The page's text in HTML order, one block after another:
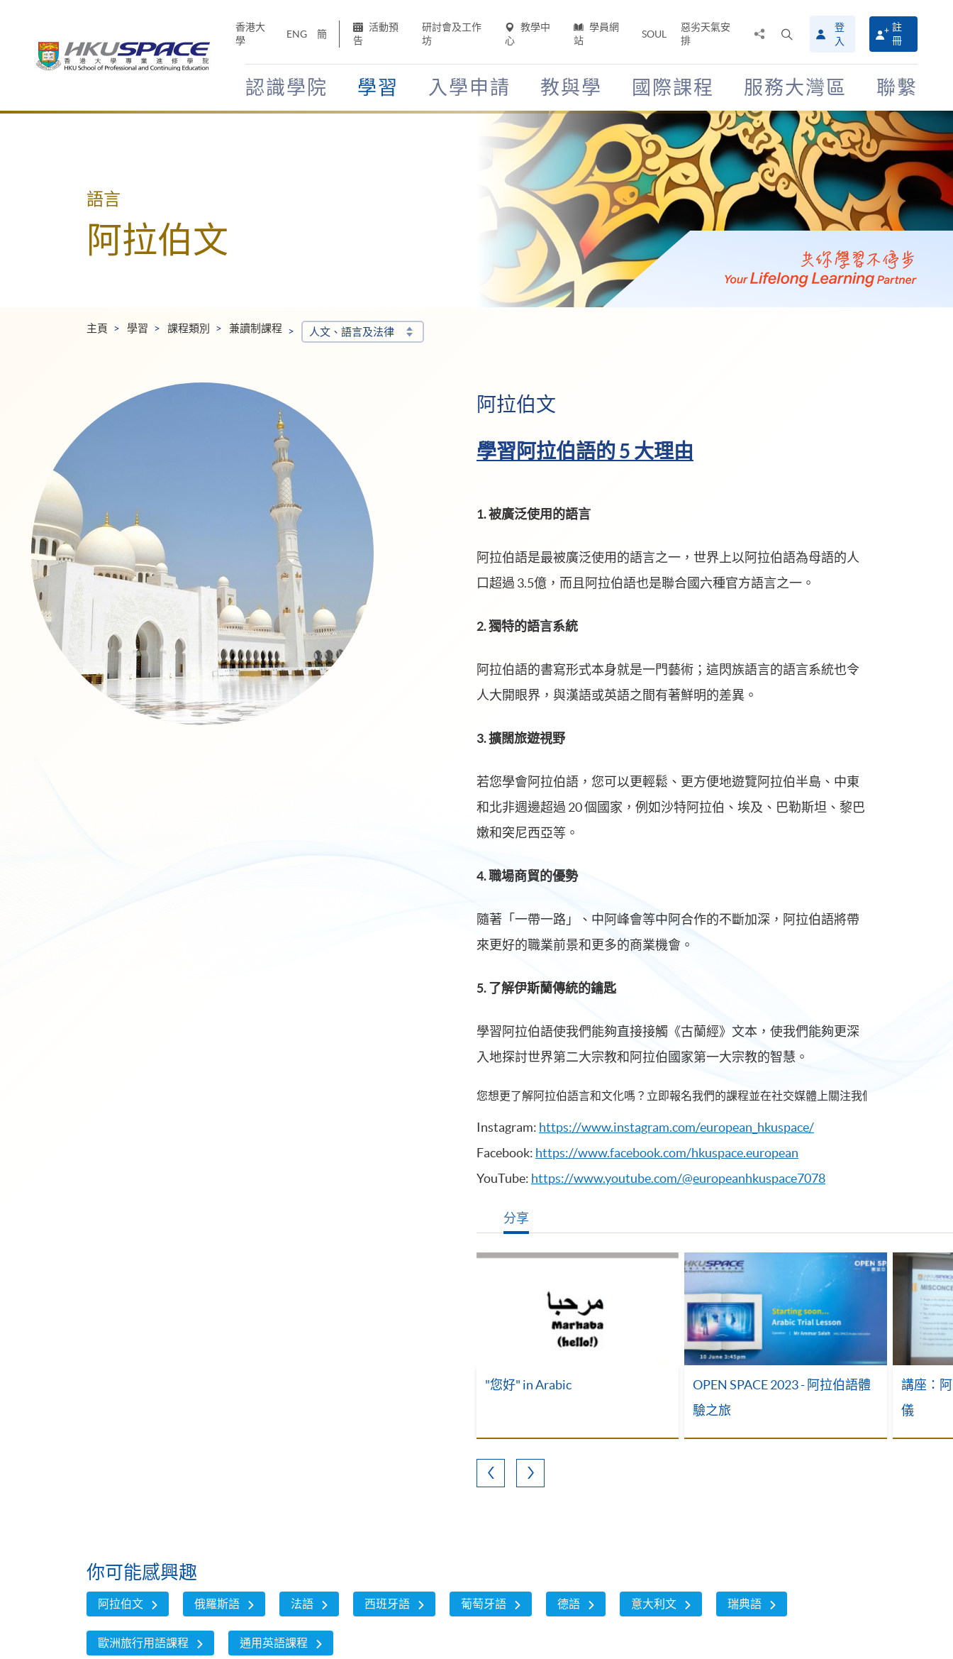
香港大
學
ENG 簡
活動預
告
研討會及工作
坊
教學中
心
學員網
站
SOUL
惡劣天氣安
排
搜
尋
介
面
登
入
註
冊
認識學院 學習 入學申請 教與學 國際課程 服務大灣區 聯繫
Main
語言
阿拉伯文
主頁 學習 課程類別 兼讀制課程 人文、語言及法律
阿拉伯文
學習阿拉伯語的 5 大理由
1. 被廣泛使用的語言
阿拉伯語是最被廣泛使用的語言之一，世界上以阿拉伯語為母語的人
口超過 3.5億，而且阿拉伯語也是聯合國六種官方語言之一。
2. 獨特的語言系統
阿拉伯語的書寫形式本身就是一門藝術；這閃族語言的語言系統也令
人大開眼界，與漢語或英語之間有著鮮明的差異。
3. 擴闊旅遊視野
若您學會阿拉伯語，您可以更輕鬆、更方便地遊覽阿拉伯半島、中東
和北非週邊超過 20 個國家，例如沙特阿拉伯、埃及、巴勒斯坦、黎巴
嫩和突尼西亞等。
4. 職場商貿的優勢
隨著「一帶一路」、中阿峰會等中阿合作的不斷加深，阿拉伯語將帶
來更好的職業前景和更多的商業機會。
5. 了解伊斯蘭傳統的鑰匙
學習阿拉伯語使我們能夠直接接觸《古蘭經》文本，使我們能夠更深
入地探討世界第二大宗教和阿拉伯國家第一大宗教的智慧。
您想更了解阿拉伯語言和文化嗎？立即報名我們的課程並在社交媒體上關注我們！
Instagram: https://www.instagram.com/european_hkuspace/
Facebook: https://www.facebook.com/hkuspace.european
YouTube: https://www.youtube.com/@europeanhkuspace7078
分享
"您好" in Arabic
OPEN SPACE 2023 - 阿拉伯語體
驗之旅
講座：
儀
你可能感興趣
阿拉伯文 俄羅斯語 法語 西班牙語 葡萄牙語 德語 意大利文 瑞典語
歐洲旅行用語課程 通用英語課程